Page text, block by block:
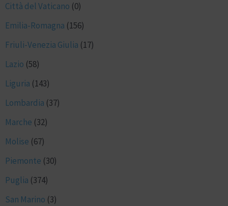
Città del Vaticano (0)
Emilia-Romagna (156)
Friuli-Venezia Giulia (17)
Lazio (58)
Liguria (143)
Lombardia (37)
Marche (32)
Molise (67)
Piemonte (30)
Puglia (374)
San Marino (3)